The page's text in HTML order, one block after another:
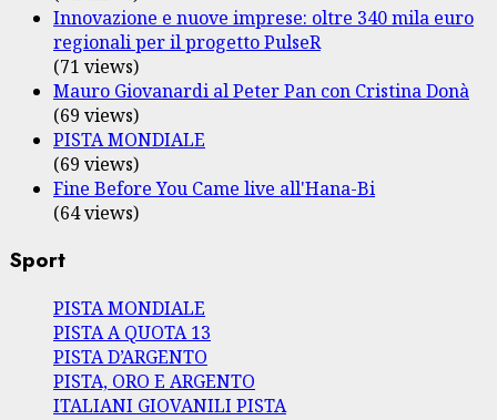
Innovazione e nuove imprese: oltre 340 mila euro
regionali per il progetto PulseR
(71 views)
Mauro Giovanardi al Peter Pan con Cristina Donà
(69 views)
PISTA MONDIALE
(69 views)
Fine Before You Came live all'Hana-Bi
(64 views)
Sport
PISTA MONDIALE
PISTA A QUOTA 13
PISTA D’ARGENTO
PISTA, ORO E ARGENTO
ITALIANI GIOVANILI PISTA